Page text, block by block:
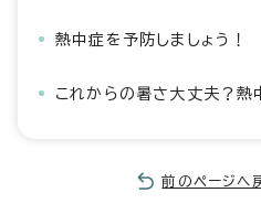
熱中症を予防しましょう！
これからの暑さ大丈夫？熱
前のページへ